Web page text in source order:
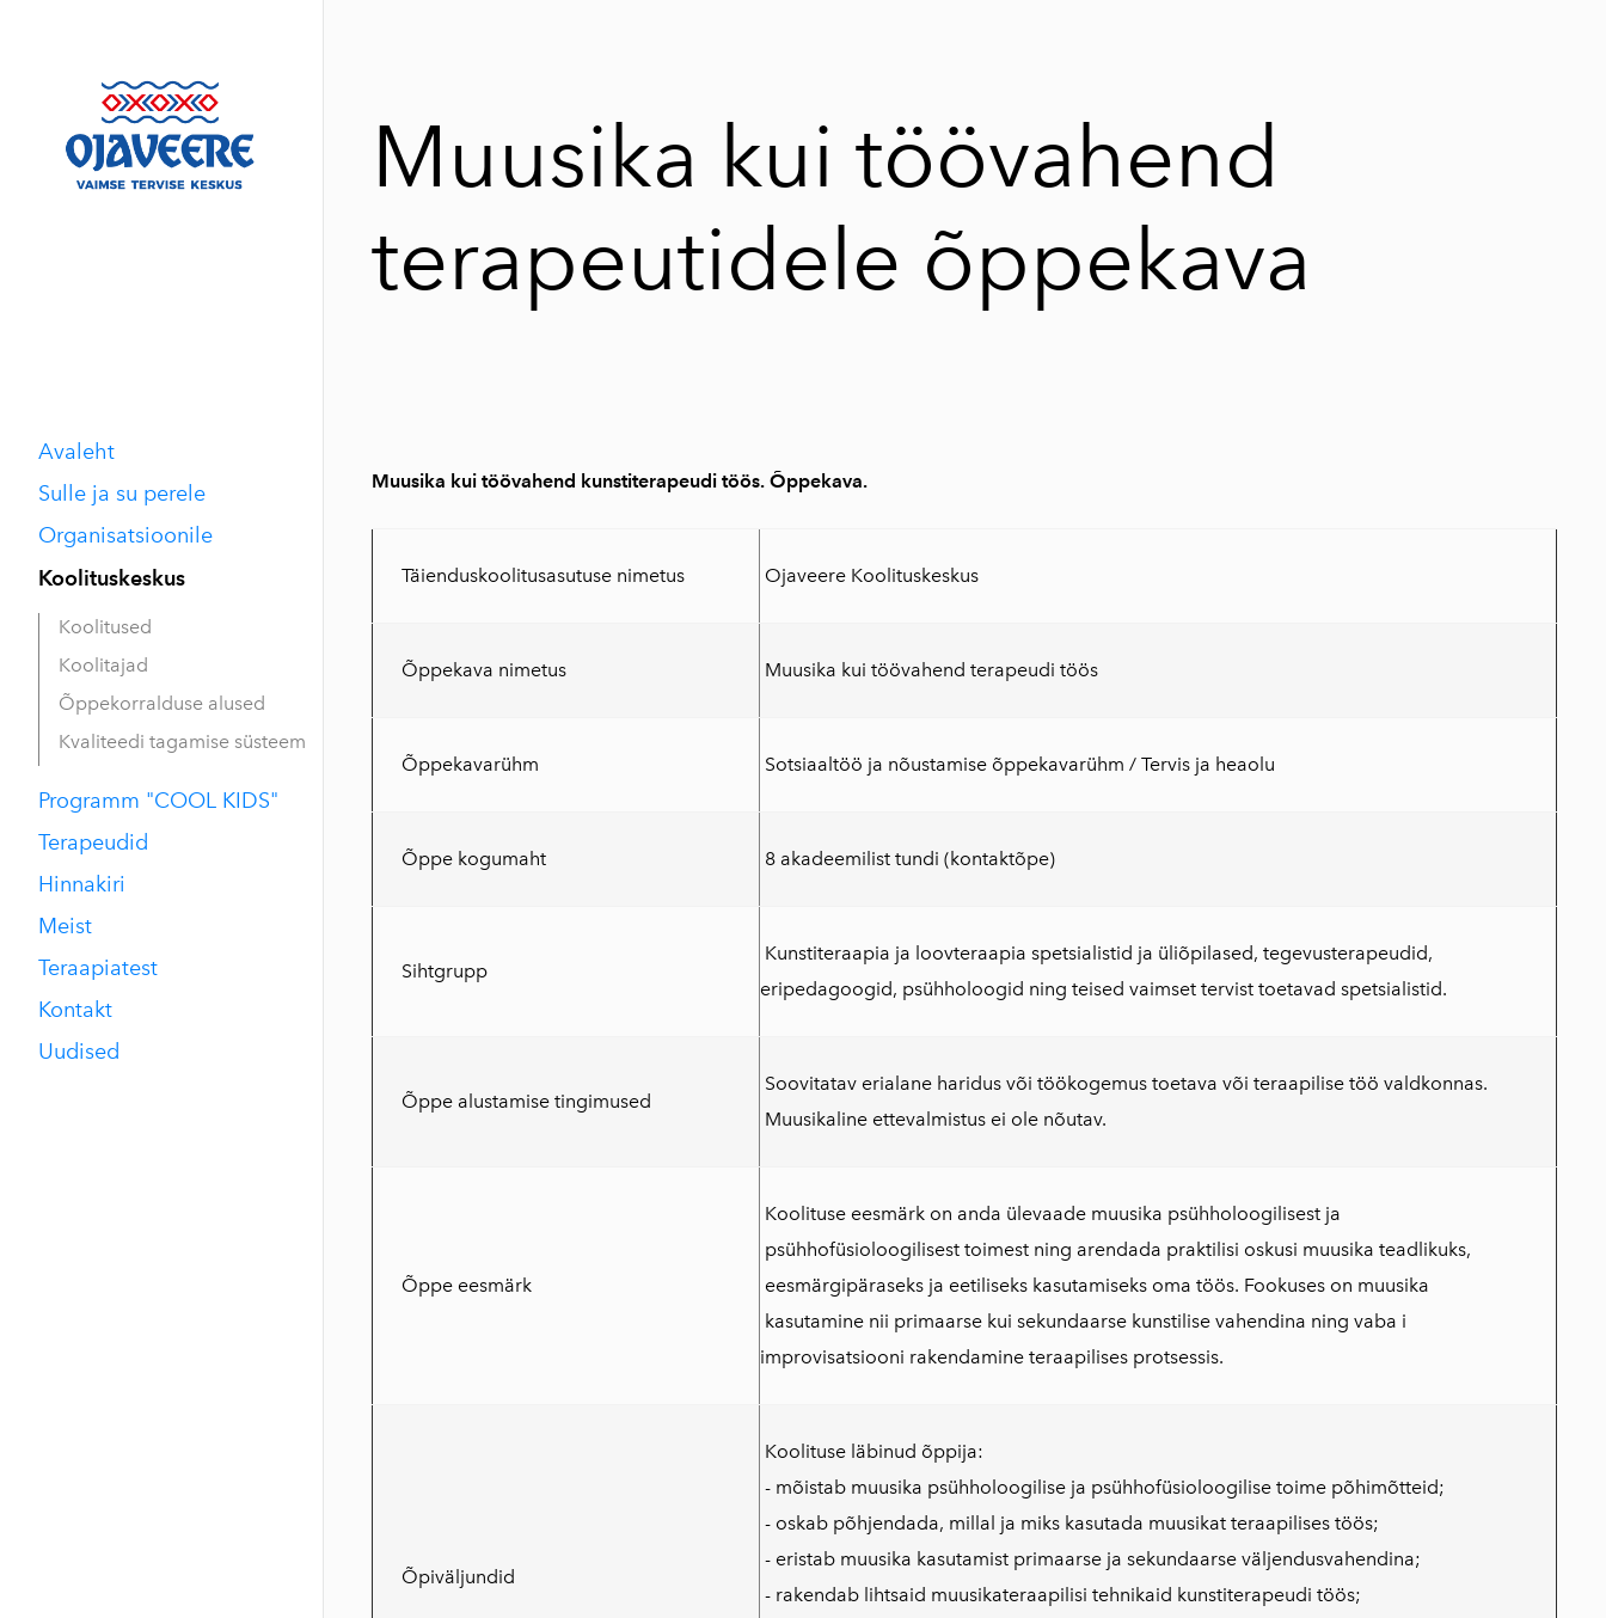
Avaleht
Sulle ja su perele
Organisatsioonile
Koolituskeskus
Koolitused
Koolitajad
Õppekorralduse alused
Kvaliteedi tagamise süsteem
Programm "COOL KIDS"
Terapeudid
Hinnakiri
Meist
Teraapiatest
Kontakt
Uudised
Muusika kui töövahend
terapeutidele õppekava
Muusika kui töövahend kunstiterapeudi töös. Õppekava.
Täienduskoolitusasutuse nimetus Ojaveere Koolituskeskus
Õppekava nimetus Muusika kui töövahend terapeudi töös
Õppekavarühm Sotsiaaltöö ja nõustamise õppekavarühm / Tervis ja heaolu
Õppe kogumaht 8 akadeemilist tundi (kontaktõpe)
Sihtgrupp
Kunstiteraapia ja loovteraapia spetsialistid ja üliõpilased, tegevusterapeudid,
eripedagoogid, psühholoogid ning teised vaimset tervist toetavad spetsialistid.
Õppe alustamise tingimused
Soovitatav erialane haridus või töökogemus toetava või teraapilise töö valdkonnas.
Muusikaline ettevalmistus ei ole nõutav.
Õppe eesmärk
Koolituse eesmärk on anda ülevaade muusika psühholoogilisest ja
psühhofüsioloogilisest toimest ning arendada praktilisi oskusi muusika teadlikuks,
eesmärgipäraseks ja eetiliseks kasutamiseks oma töös. Fookuses on muusika
kasutamine nii primaarse kui sekundaarse kunstilise vahendina ning vaba i
improvisatsiooni rakendamine teraapilises protsessis.
Õpiväljundid
Koolituse läbinud õppija:
- mõistab muusika psühholoogilise ja psühhofüsioloogilise toime põhimõtteid;
- oskab põhjendada, millal ja miks kasutada muusikat teraapilises töös;
- eristab muusika kasutamist primaarse ja sekundaarse väljendusvahendina;
- rakendab lihtsaid muusikateraapilisi tehnikaid kunstiterapeudi töös;